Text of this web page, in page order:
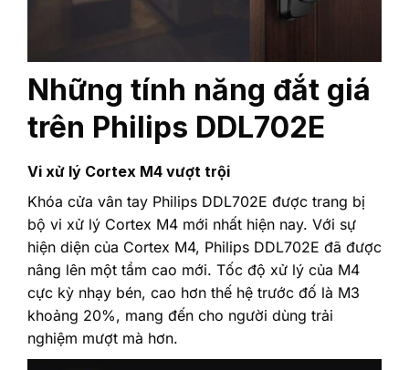
Những tính năng đắt giá
trên Philips DDL702E
Vi xử lý Cortex M4 vượt trội
Khóa cửa vân tay Philips DDL702E được trang bị
bộ vi xử lý Cortex M4 mới nhất hiện nay. Với sự
hiện diện của Cortex M4, Philips DDL702E đã được
nâng lên một tầm cao mới. Tốc độ xử lý của M4
cực kỳ nhạy bén, cao hơn thế hệ trước đố là M3
khoảng 20%, mang đến cho người dùng trải
nghiệm mượt mà hơn.